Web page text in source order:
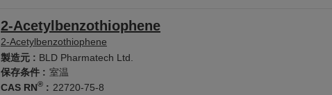
2-Acetylbenzothiophene
2-Acetylbenzothiophene
製造元 : BLD Pharmatech Ltd.
保存条件 : 室温
CAS RN® : 22720-75-8